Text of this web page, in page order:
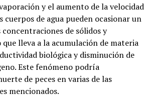
y el aumento de la velocidad
cuerpos de agua pueden ocasionar un
de sólidos y
lleva a la acumulación de materia
biológica y disminución de
Este fenómeno podría
de peces en varias de las
mencionados.